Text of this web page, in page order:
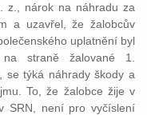
z., nárok na náhradu za
a uzavřel, že žalobcův
uplatnění byl
straně žalované 1.
se týká náhrady škody a
To, že žalobce žije v
SRN, není pro vyčíslení